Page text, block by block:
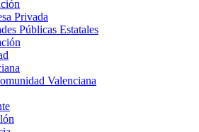
Privada
Públicas Estatales
Valenciana